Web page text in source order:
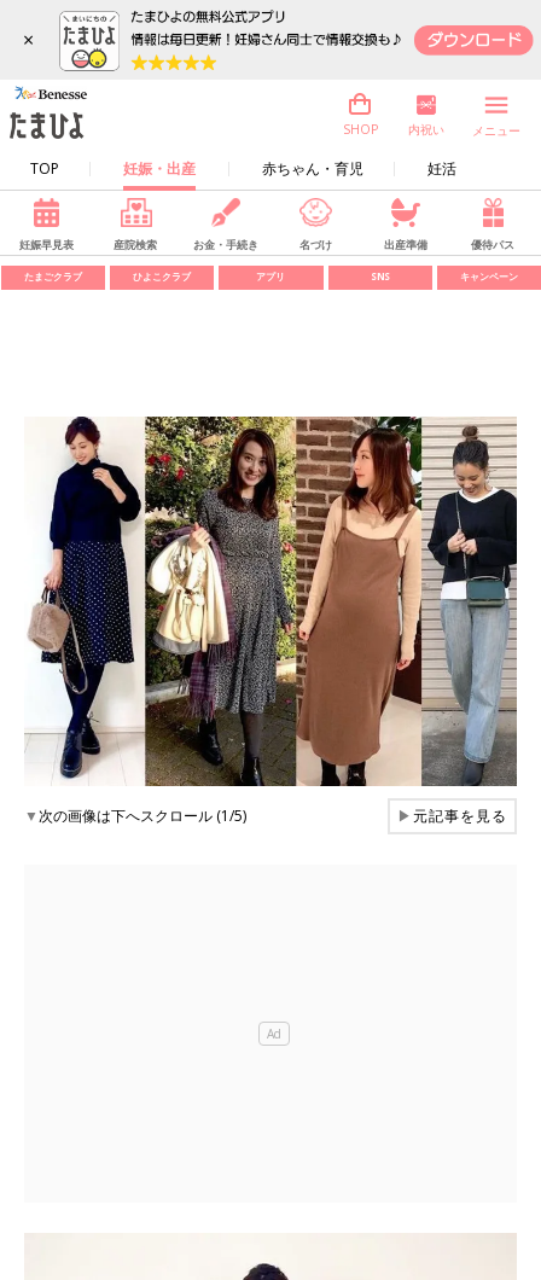
×
TOP 妊娠・出産 赤ちゃん・育児 妊活
SHOP 内祝い メニュー
妊娠早見表 産院検索 お金・手続き 名づけ 出産準備 優待パス
たまごクラブ ひよこクラブ アプリ SNS キャンペーン
▼次の画像は下へスクロール (1/5) ▶元記事を見る